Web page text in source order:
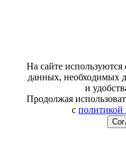
На сайте используются
данных, необходимых
и
Продолжая
с политикой